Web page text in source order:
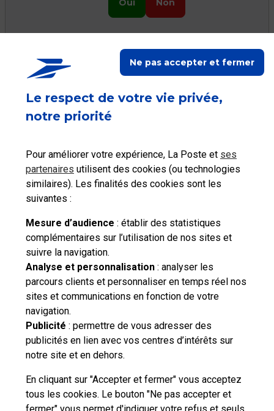
Le respect de votre vie privée,
notre priorité
Pour améliorer votre expérience, La Poste et ses
partenaires utilisent des cookies (ou technologies
similaires). Les finalités des cookies sont les
suivantes :
Mesure d’audience : établir des statistiques
complémentaires sur l’utilisation de nos sites et
suivre la navigation.
Analyse et personnalisation : analyser les
parcours clients et personnaliser en temps réel nos
sites et communications en fonction de votre
navigation.
Publicité : permettre de vous adresser des
publicités en lien avec vos centres d’intérêts sur
notre site et en dehors.
En cliquant sur "Accepter et fermer" vous acceptez
tous les cookies. Le bouton "Ne pas accepter et
Ne pas accepter et fermer
Oui Non
postaux
Localiser La Poste
Besoin d'aide complémentaire ?
Vous n'avez pas trouvé de solution parmi nos FAQs,
vous souhaitez nous contacter ou déposer une
réclamation ?
contacter